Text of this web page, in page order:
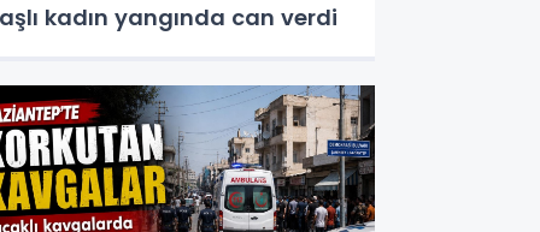
kadın yangında can verdi